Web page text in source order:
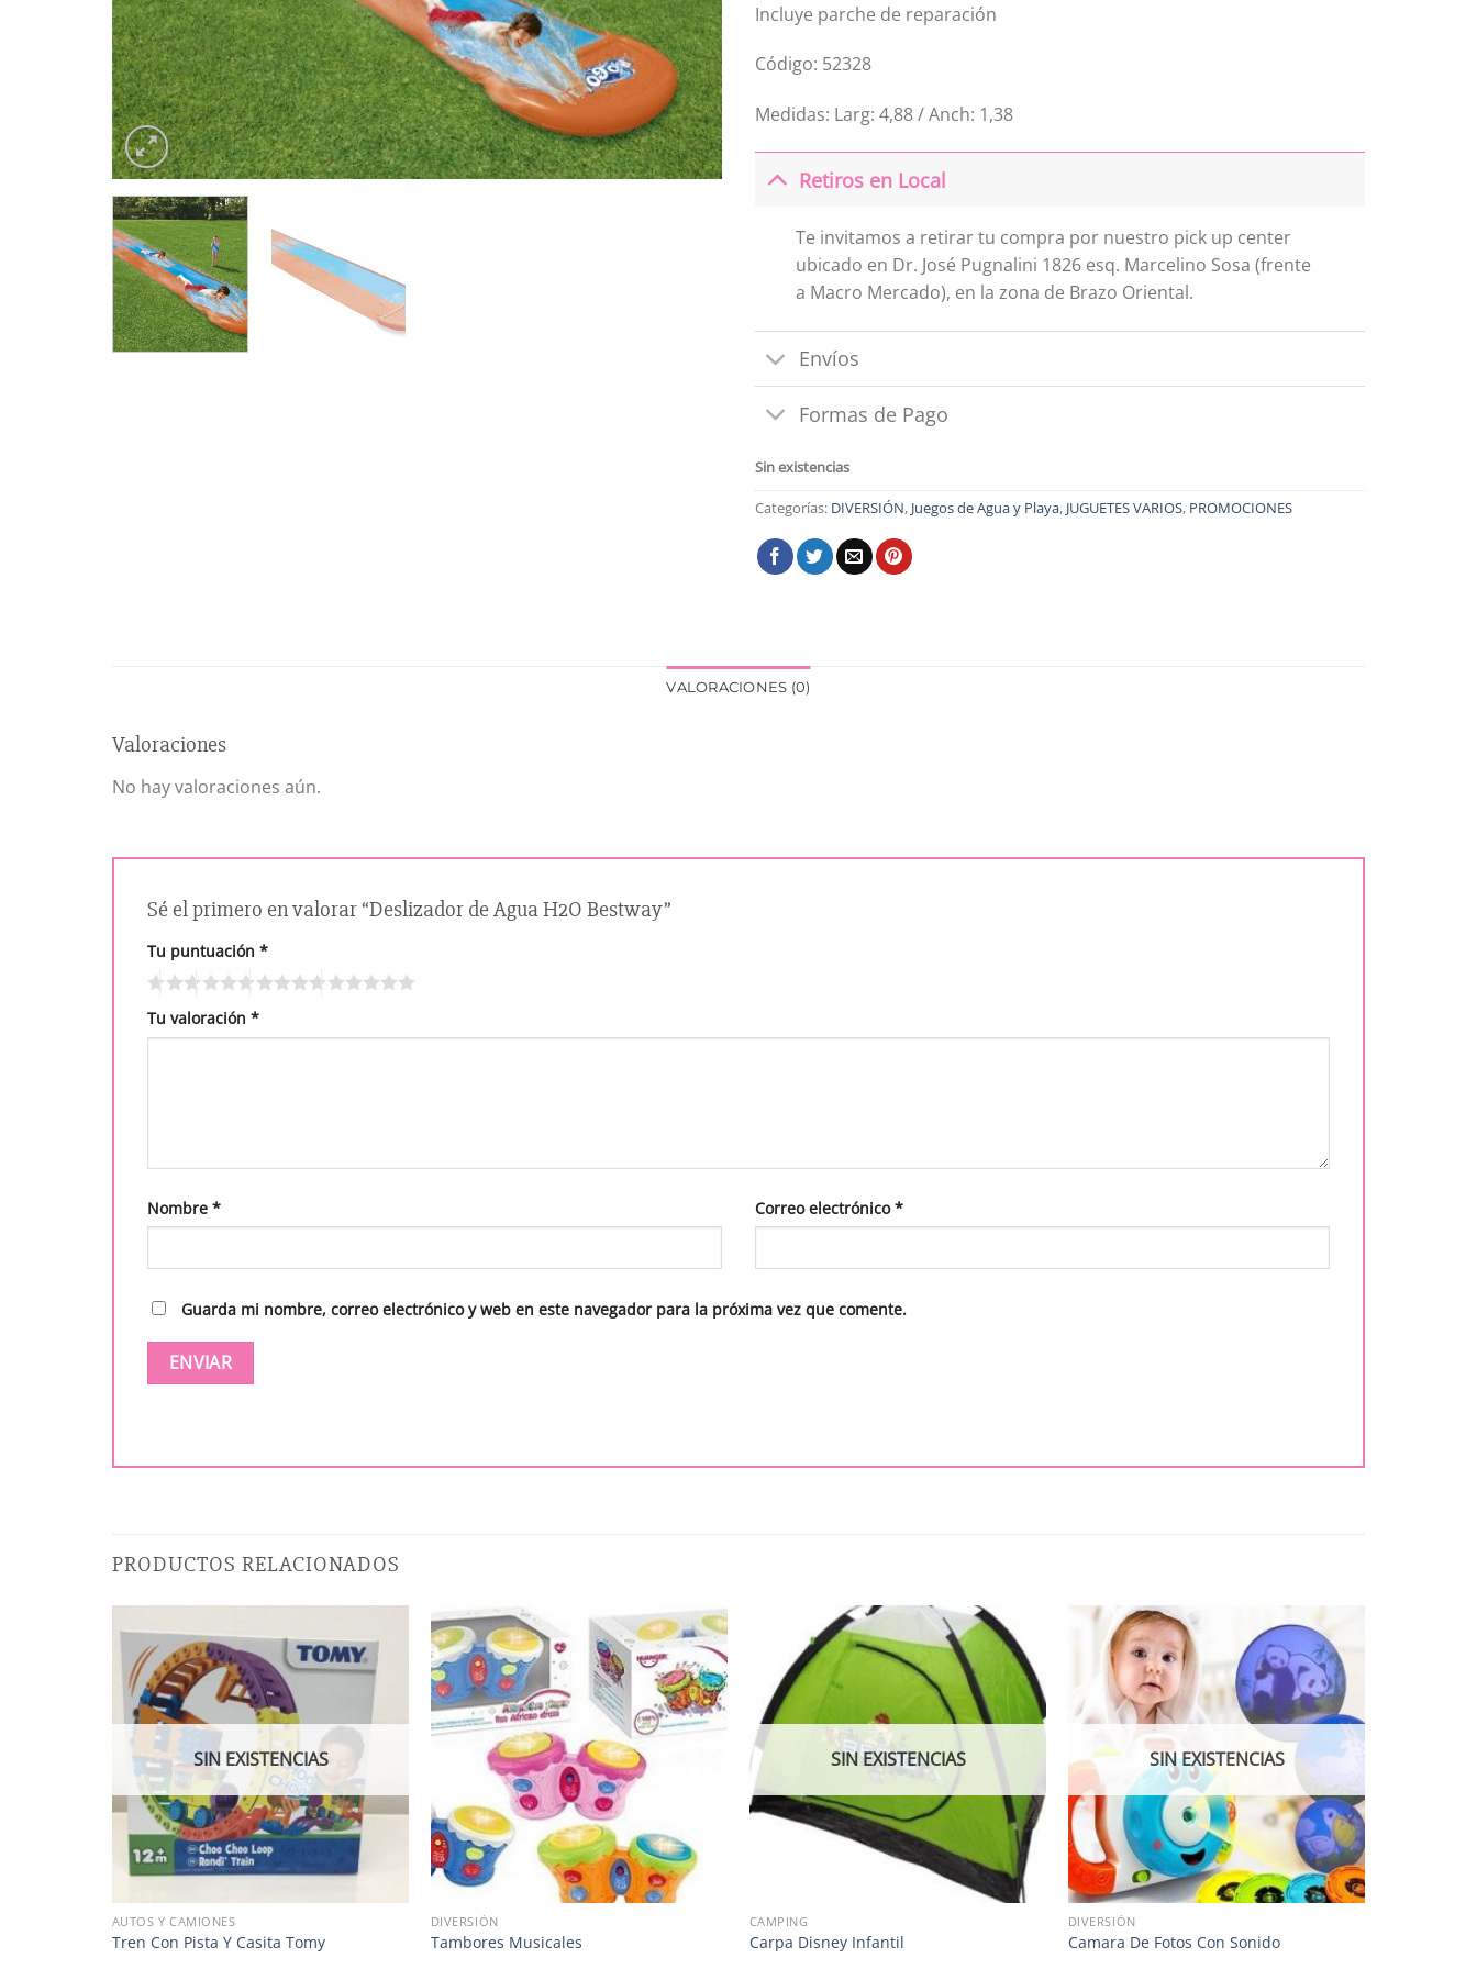
Incluye parche de reparación
Código: 52328
Medidas: Larg: 4,88 / Anch: 1,38
Retiros en Local
Te invitamos a retirar tu compra por nuestro pick up center
ubicado en Dr. José Pugnalini 1826 esq. Marcelino Sosa (frente
a Macro Mercado), en la zona de Brazo Oriental.
Envíos
Formas de Pago
Sin existencias
Categorías: DIVERSIÓN, Juegos de Agua y Playa, JUGUETES VARIOS, PROMOCIONES
VALORACIONES (0)
Valoraciones
No hay valoraciones aún.
Sé el primero en valorar “Deslizador de Agua H2O Bestway”
Tu puntuación *
Tu valoración *
Nombre * Correo electrónico*
Guarda mi nombre, correo electrónico y web en este navegador para la próxima vez que comente.
PRODUCTOS RELACIONADOS
SIN EXISTENCIAS
AUTOS Y CAMIONES
Tren Con Pista Y Casita Tomy
DIVERSIÓN
Tambores Musicales
SIN EXISTENCIAS
CAMPING
Carpa Disney Infantil
SIN EXISTENCIAS
DIVERSIÓN
Camara De Fotos Con Sonido